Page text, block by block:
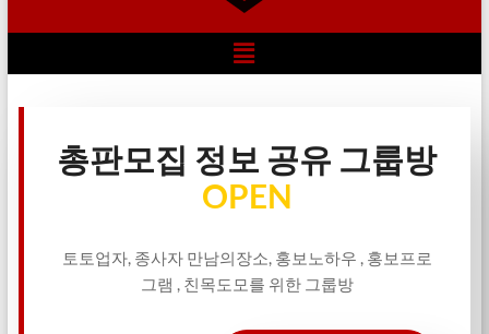
총판모집 정보 공유 그룹방
OPEN
토토업자, 종사자 만남의장소, 홍보노하우 , 홍보프로
그램 , 친목도모를 위한 그룹방